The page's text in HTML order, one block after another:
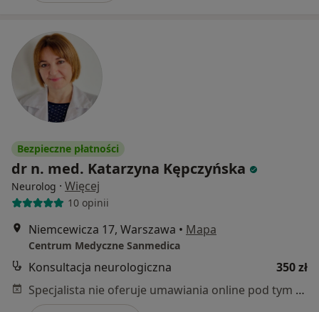
Bezpieczne płatności
dr n. med. Katarzyna Kępczyńska
Neurolog · Więcej
10 opinii
Niemcewicza 17, Warszawa • Mapa
Centrum Medyczne Sanmedica
Konsultacja neurologiczna
350 zł
Specjalista nie oferuje umawiania online pod tym adresem.